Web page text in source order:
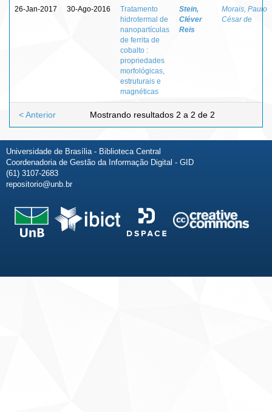
26-Jan-2017 30-Ago-2016
Tratamento
hidrotermal de
nanopartículas
de ferrita de
cobalto :
propriedades
morfológicas,
estruturais e
magnéticas
Stein,
Cléver
Reis
Morais, Paulo
César de
Mostrando resultados 2 a 2 de 2
< Anterior
Universidade de Brasília - Biblioteca Central
Coordenadoria de Gestão da Informação Digital - GID
(61) 3107-2683
repositorio@unb.br